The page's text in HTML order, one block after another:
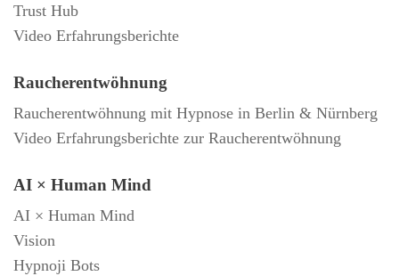
Trust Hub
Video Erfahrungsberichte
Raucherentwöhnung
Raucherentwöhnung mit Hypnose in Berlin & Nürnberg
Video Erfahrungsberichte zur Raucherentwöhnung
AI × Human Mind
AI × Human Mind
Vision
Hypnoji Bots